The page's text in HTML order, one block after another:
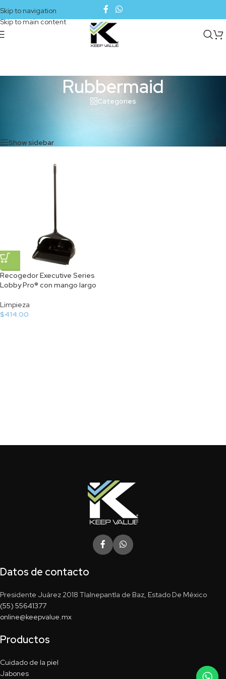
Skip to navigation
Skip to main content
Rubbermaid
Categories
Productos etiquetados “Rubbermaid”
Show sidebar
Recogedor Executive Series
Lobby Pro® con mango largo
Limpieza
$414.00
Datos de contacto
Presidente Juárez 2018 Tlalnepantla de Baz, Estado De México
(55) 55641377
online@keepvalue.mx
Productos
Cuidado de la piel
Jabones